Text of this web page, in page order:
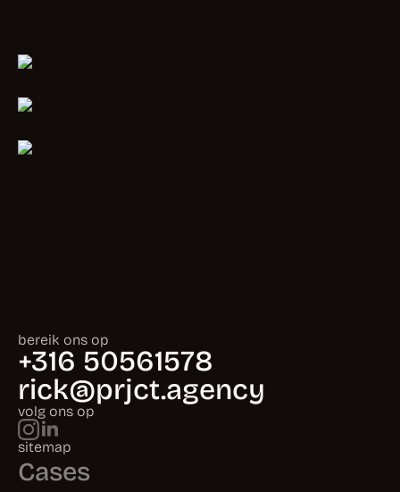
volg ons op
sitemap
Cases
Diensten
Over ons